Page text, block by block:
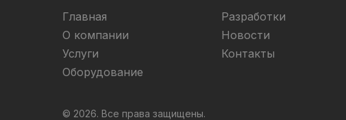
Главная
О компании
Услуги
Оборудование
Разработки
Новости
Контакты
© 2026. Все права защищены.